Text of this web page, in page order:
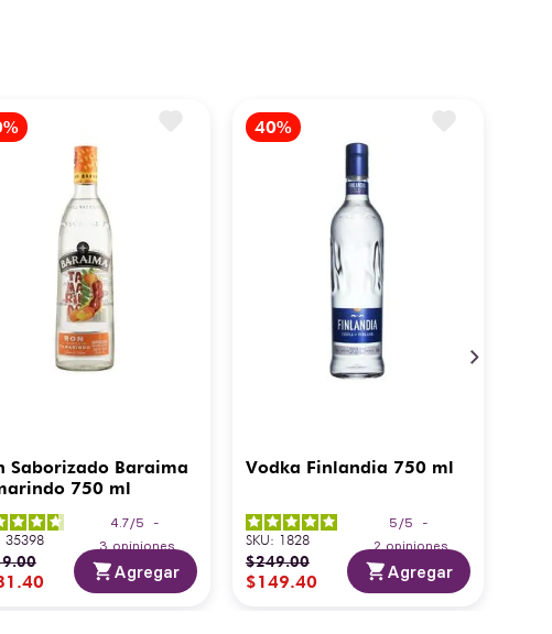
Saborizado Baraima
750 ml
4.7/5
-
3 opiniones
35398
.00
.40 Agregar
Vodka Finlandia 750 ml
5 /5
-
2 opiniones
SKU: 1828
$249.00
$149.40 Agregar